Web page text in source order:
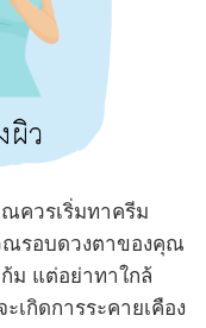
ควรเริ่มทาครีม
ณรอบดวงตาของคุณ
ม แต่อย่าทาใกล้
เกิดการระคายเคือง